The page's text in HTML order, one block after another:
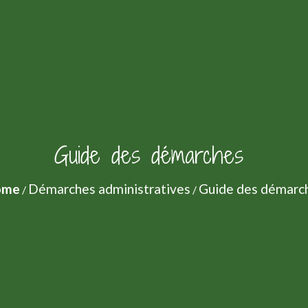
Guide des démarches
/ Démarches administratives / Guide des